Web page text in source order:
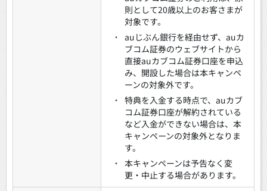
則として20歳以上のお客さまが
対象です。
・ auじぶん銀行を経由せず、auカ
ブコム証券のウェブサイトから
直接auカブコム証券口座を申込
み、開設した場合は本キャンペ
ーンの対象外です。
・ 特典を入金する時点で、auカブ
コム証券口座が解約されている
など入金ができない場合は、本
キャンペーンの対象外となりま
す。
・ 本キャンペーンは予告なく変
更・中止する場合があります。